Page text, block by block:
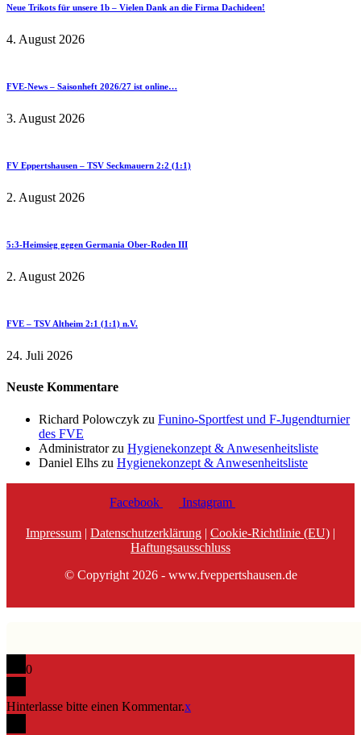
Neue Trikots für unsere 1b – Vielen Dank an die Firma Dachideen!
4. August 2026
FVE-News – Saisonheft 2026/27 ist online…
3. August 2026
FV Eppertshausen – TSV Seckmauern 2:2 (1:1)
2. August 2026
5:3-Heimsieg gegen Germania Ober-Roden III
2. August 2026
FVE – TSV Altheim 2:1 (1:1) n.V.
24. Juli 2026
Neuste Kommentare
Richard Polowczyk zu Funino-Sportfest und F-Jugendturnier
des FVE
Administratorzu Hygienekonzept & Anwesenheitsliste
Daniel Elhs zu Hygienekonzept & Anwesenheitsliste
Facebook Instagram
Impressum | Datenschutzerklärung | Cookie-Richtlinie (EU) |
Haftungsausschluss
© Copyright 2026 - www.fveppertshausen.de
0
Hinterlasse bitte einen Kommentar.x